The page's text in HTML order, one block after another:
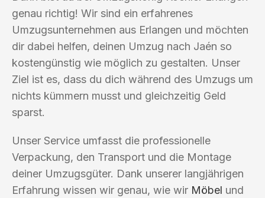
genau richtig! Wir sind ein erfahrenes
Umzugsunternehmen aus Erlangen und möchten
dir dabei helfen, deinen Umzug nach Jaén so
kostengünstig wie möglich zu gestalten. Unser
Ziel ist es, dass du dich während des Umzugs um
nichts kümmern musst und gleichzeitig Geld
sparst.
Unser Service umfasst die professionelle
Verpackung, den Transport und die Montage
deiner Umzugsgüter. Dank unserer langjährigen
Erfahrung wissen wir genau, wie wir Möbel und